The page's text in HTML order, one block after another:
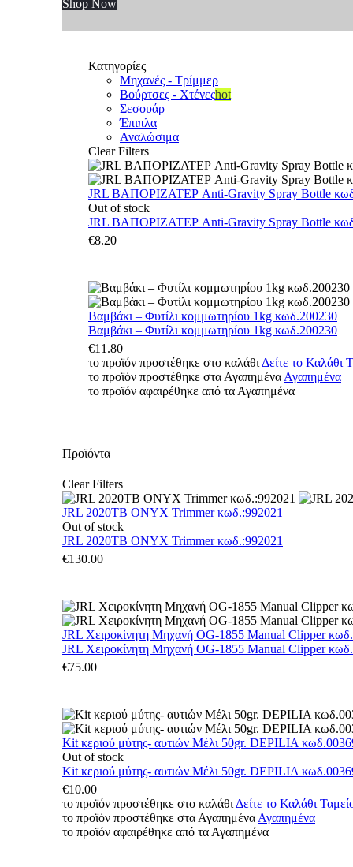
Shop Now
Κατηγορίες
Μηχανές - Τρίμμερ
Βούρτσες - Χτένεςhot
Σεσουάρ
Έπιπλα
Αναλώσιμα
Clear Filters
JRL ΒΑΠΟΡΙΖΑΤΕΡ Anti-Gravity Spray Bottle
Out of stock
JRL ΒΑΠΟΡΙΖΑΤΕΡ Anti-Gravity Spray Bottle
€8.20
Βαμβάκι – Φυτίλι κομμωτηρίου 1kg κωδ.200230
Βαμβάκι – Φυτίλι κομμωτηρίου 1kg κωδ.200230
€11.80
το προϊόν προστέθηκε στο καλάθι Δείτε το Καλάθι
το προϊόν προστέθηκε στα Αγαπημένα Αγαπημένα
το προϊόν αφαιρέθηκε από τα Αγαπημένα
Προϊόντα
Clear Filters
JRL 2020TB ONYX Trimmer κωδ.:992021
Out of stock
JRL 2020TB ONYX Trimmer κωδ.:992021
€130.00
JRL Χειροκίνητη Μηχανή OG-1855 Manual Clipper
JRL Χειροκίνητη Μηχανή OG-1855 Manual Clipper
€75.00
Kit κεριού μύτης- αυτιών Μέλι 50gr. DEPILIA
Out of stock
Kit κεριού μύτης- αυτιών Μέλι 50gr. DEPILIA
€10.00
το προϊόν προστέθηκε στο καλάθι Δείτε το Καλάθι
το προϊόν προστέθηκε στα Αγαπημένα Αγαπημένα
το προϊόν αφαιρέθηκε από τα Αγαπημένα